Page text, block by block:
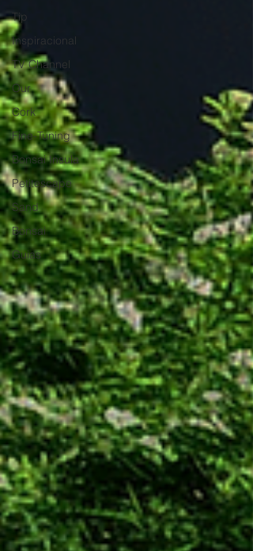
Tip
Inspiracional
TV Channel
Our
Cork
Fine-Tuning
Bonsai Insula
Petitescape
Sand
Bonsai
Guias